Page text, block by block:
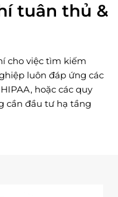
tuân thủ &
cho việc tìm kiếm
luôn đáp ứng các
hoặc các quy
cần đầu tư hạ tầng